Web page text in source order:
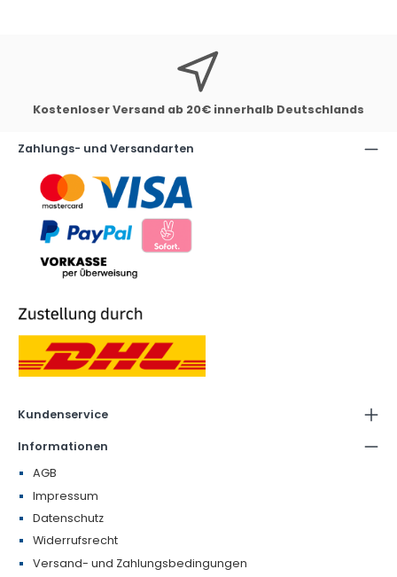
Kostenloser Versand ab 20€ innerhalb Deutschlands
Zahlungs- und Versandarten
Kundenservice
Informationen
AGB
Impressum
Datenschutz
Widerrufsrecht
Versand- und Zahlungsbedingungen